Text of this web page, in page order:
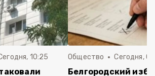
10:25 Общество Сегодня,
Белгородский